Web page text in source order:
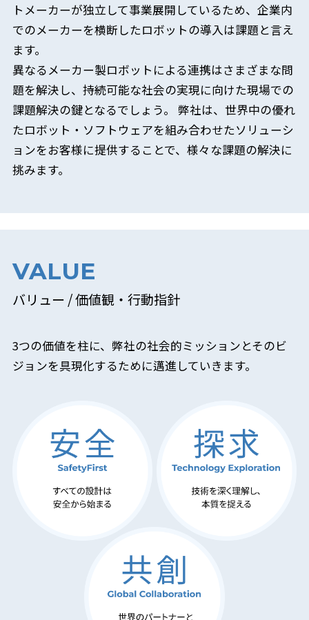
トメーカーが独立して事業展開しているため、企業内
でのメーカーを横断したロボットの導入は課題と言え
ます。
異なるメーカー製ロボットによる連携はさまざまな問
題を解決し、持続可能な社会の実現に向けた現場での
課題解決の鍵となるでしょう。 弊社は、世界中の優れ
たロボット・ソフトウェアを組み合わせたソリューシ
ョンをお客様に提供することで、様々な課題の解決に
挑みます。
VALUE
バリュー / 価値観・行動指針
3つの価値を柱に、弊社の社会的ミッションとそのビ
ジョンを具現化するために邁進していきます。